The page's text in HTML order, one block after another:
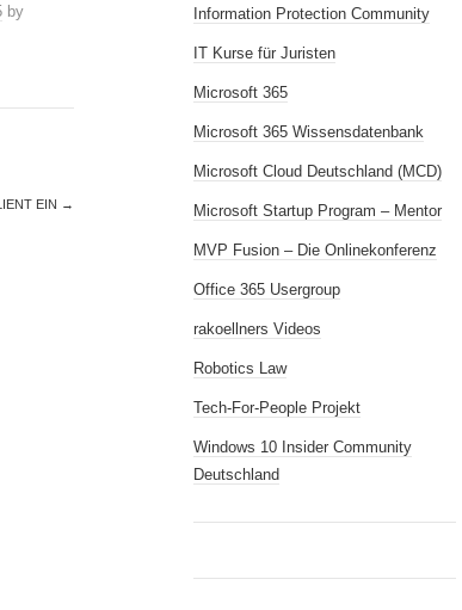
by
EIN →
Information Protection Community
IT Kurse für Juristen
Microsoft 365
Microsoft 365 Wissensdatenbank
Microsoft Cloud Deutschland (MCD)
Microsoft Startup Program – Mentor
MVP Fusion – Die Onlinekonferenz
Office 365 Usergroup
rakoellners Videos
Robotics Law
Tech-For-People Projekt
Windows 10 Insider Community
Deutschland